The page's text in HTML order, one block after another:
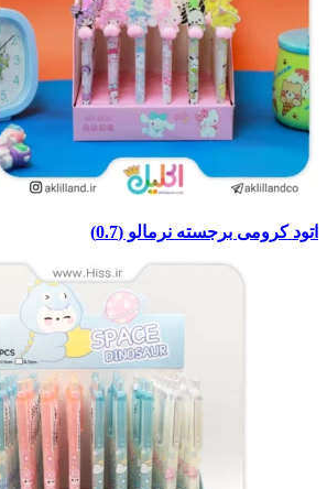
اتود کرومی برجسته نرمالو (0.7)